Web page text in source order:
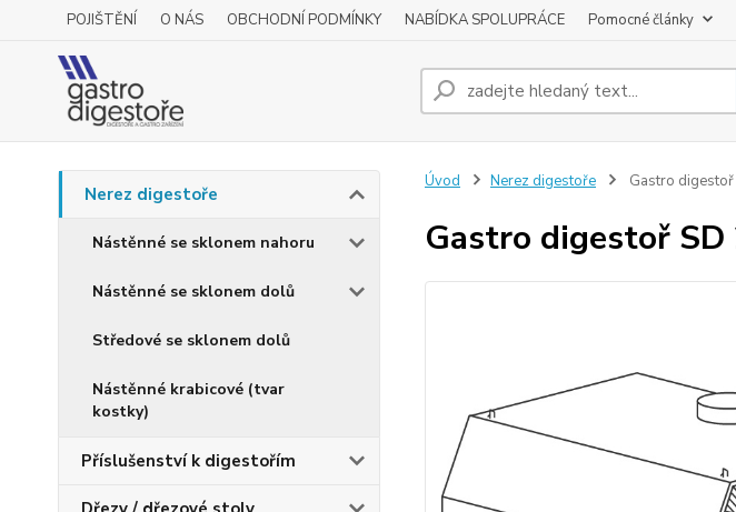
POJIŠTĚNÍ O NÁS OBCHODNÍ PODMÍNKY NABÍDKA SPOLUPRÁCE Pomocné články
Nerez digestoře
Nástěnné se sklonem nahoru
Nástěnné se sklonem dolů
Středové se sklonem dolů
Nástěnné krabicové (tvar
kostky)
Příslušenství k digestořím
Úvod Nerez digestoře Gastro
Gastro digestoř